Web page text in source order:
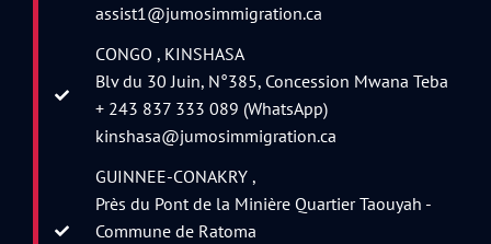
assist1@jumosimmigration.ca
CONGO , KINSHASA
Blv du 30 Juin, N°385, Concession Mwana Teba
+ 243 837 333 089 (WhatsApp)
kinshasa@jumosimmigration.ca
GUINNEE-CONAKRY ,
Près du Pont de la Minière Quartier Taouyah -
Commune de Ratoma